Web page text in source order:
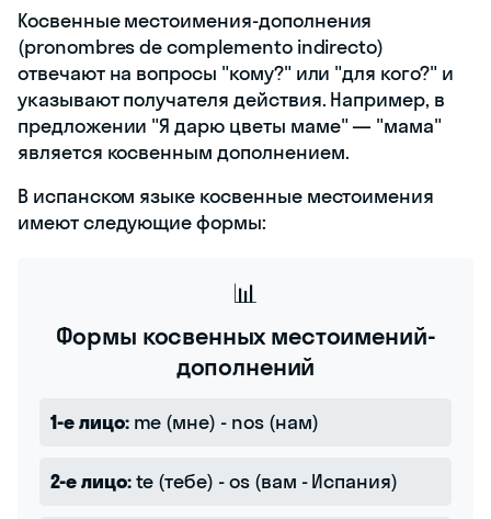
Косвенные местоимения-дополнения
(pronombres de complemento indirecto)
отвечают на вопросы "кому?" или "для кого?" и
указывают получателя действия. Например, в
предложении "Я дарю цветы маме" — "мама"
является косвенным дополнением.
В испанском языке косвенные местоимения
имеют следующие формы:
📊
Формы косвенных местоимений-
дополнений
1-е лицо:me (мне) - nos (нам)
2-е лицо:te (тебе) - os (вам - Испания)